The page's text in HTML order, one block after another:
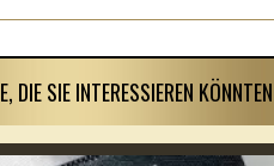
DIE SIE INTERESSIEREN